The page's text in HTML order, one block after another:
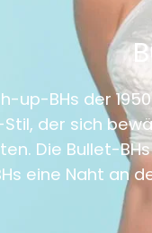
up-BHs der
der sich
Die Bullet-
eine Naht an